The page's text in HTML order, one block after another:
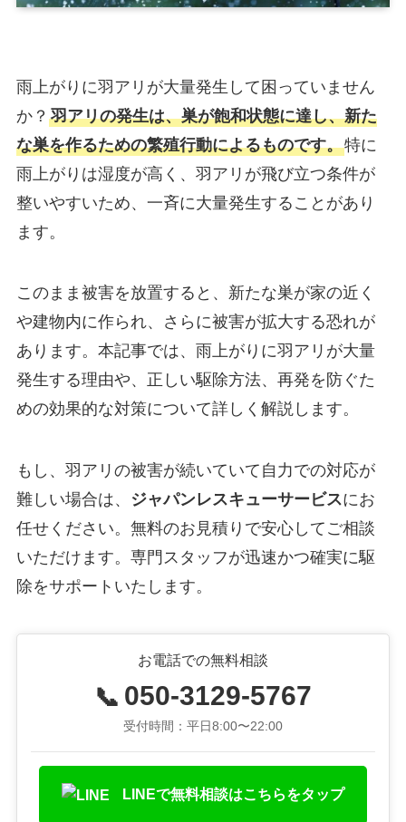
雨上がりに羽アリが大量発生して困っていません
か？ 羽アリの発生は、巣が飽和状態に達し、新た
な巣を作るための繁殖行動によるものです。特に
雨上がりは湿度が高く、羽アリが飛び立つ条件が
整いやすいため、一斉に大量発生することがあり
ます。
このまま被害を放置すると、新たな巣が家の近く
や建物内に作られ、さらに被害が拡大する恐れが
あります。本記事では、雨上がりに羽アリが大量
発生する理由や、正しい駆除方法、再発を防ぐた
めの効果的な対策について詳しく解説します。
もし、羽アリの被害が続いていて自力での対応が
難しい場合は、
ジャパンレスキューサービスにお
任せください。無料のお見積りで安心してご相談
いただけます。専門スタッフが迅速かつ確実に駆
除をサポートいたします。
お電話での無料相談
📞 050-3129-5767
受付時間：平日8:00〜22:00
LINEで無料相談はこちらをタップ